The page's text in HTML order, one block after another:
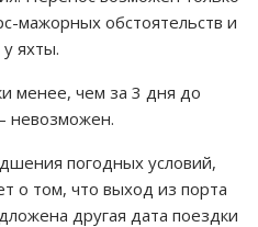
мажорных обстоятельств и
яхты.
менее, чем за 3 дня до
невозможен.
погодных условий,
о том, что выход из порта
другая дата поездки